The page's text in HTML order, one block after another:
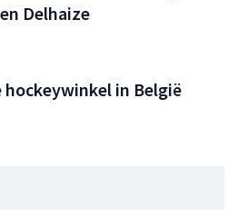
Delhaize
in België